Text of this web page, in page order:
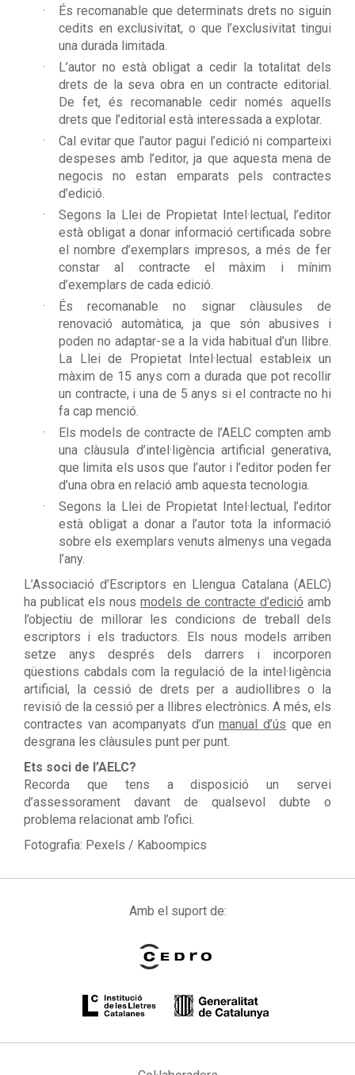
És recomanable que determinats drets no siguin
cedits en exclusivitat, o que l’exclusivitat tingui
una durada limitada.
L’autor no està obligat a cedir la totalitat dels
drets de la seva obra en un contracte editorial.
De fet, és recomanable cedir només aquells
drets que l’editorial està interessada a explotar.
Cal evitar que l’autor pagui l’edició ni comparteixi
despeses amb l’editor, ja que aquesta mena de
negocis no estan emparats pels contractes
d’edició.
Segons la Llei de Propietat Intel·lectual, l’editor
està obligat a donar informació certificada sobre
el nombre d’exemplars impresos, a més de fer
constar al contracte el màxim i mínim
d’exemplars de cada edició.
És recomanable no signar clàusules de
renovació automàtica, ja que són abusives i
poden no adaptar-se a la vida habitual d’un llibre.
La Llei de Propietat Intel·lectual estableix un
màxim de 15 anys com a durada que pot recollir
un contracte, i una de 5 anys si el contracte no hi
fa cap menció.
Els models de contracte de l’AELC compten amb
una clàusula d’intel·ligència artificial generativa,
que limita els usos que l’autor i l’editor poden fer
d’una obra en relació amb aquesta tecnologia.
Segons la Llei de Propietat Intel·lectual, l’editor
està obligat a donar a l’autor tota la informació
sobre els exemplars venuts almenys una vegada
l’any.
L’Associació d’Escriptors en Llengua Catalana (AELC)
ha publicat els nous models de contracte d’edició amb
l’objectiu de millorar les condicions de treball dels
escriptors i els traductors. Els nous models arriben
setze anys després dels darrers i incorporen
qüestions cabdals com la regulació de la intel·ligència
artificial, la cessió de drets per a audiollibres o la
revisió de la cessió per a llibres electrònics. A més, els
contractes van acompanyats d’unmanual d’ús que en
desgrana les clàusules punt per punt.
Ets soci de l’AELC?
Recorda que tens a disposició un servei
d’assessorament davant de qualsevol dubte o
problema relacionat amb l’ofici.
Fotografia: Pexels / Kaboompics
Amb el suport de: